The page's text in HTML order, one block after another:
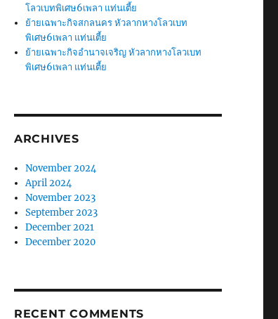
โลวเบทพิเศษ6เพลา แท่นเตี้ย
ย้ายเฉพาะกิจสกลนคร หัวลากหางโลวเบท
พิเศษ6เพลา แท่นเตี้ย
ย้ายเฉพาะกิจอำนาจเจริญ หัวลากหางโลวเบท
พิเศษ6เพลา แท่นเตี้ย
ARCHIVES
November 2024
April 2024
November 2023
September 2023
December 2021
December 2020
RECENT COMMENTS